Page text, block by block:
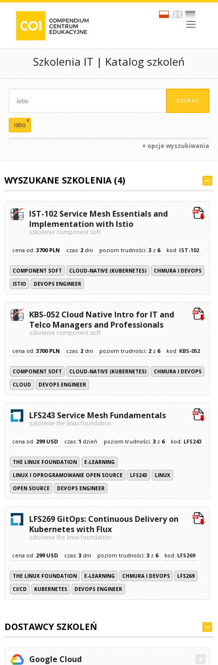
Szkolenia IT | Katalog szkoleń
istio
x
+ opcje wyszukiwania
WYSZUKANE SZKOLENIA (4)
IST-102 Service Mesh Essentials and
Implementation with Istio
szkolenie component soft
cena od: 3700 PLN czas: 2dni poziom trudności: 3z 6 kod: IST-102
COMPONENT SOFT CLOUD-NATIVE (KUBERNETES)
CHMURA I DEVOPS
ISTIO
DEVOPS ENGINEER
KBS-052 Cloud Native Intro for IT and
Telco Managers and Professionals
szkolenie component soft
cena od: 3700 PLN czas: 2dni poziom trudności: 2z 6 kod: KBS-052
COMPONENT SOFT CLOUD-NATIVE (KUBERNETES)
CHMURA I DEVOPS
CLOUD
DEVOPS ENGINEER
LFS243 Service Mesh Fundamentals
szkolenie the linux foundation
cena od: 299 USD czas: 1 dzień poziom trudności: 3z 6 kod: LFS243
THE LINUX FOUNDATION
E-LEARNING
LINUX I OPROGRAMOWANIE OPEN SOURCE
LFS243
LINUX
OPEN SOURCE
DEVOPS ENGINEER
LFS269 GitOps: Continuous Delivery on
Kubernetes with Flux
szkolenie the linux foundation
cena od: 299 USD czas: 3dni poziom trudności: 3z 6 kod: LFS269
THE LINUX FOUNDATION E-LEARNING CHMURA I DEVOPS
LFS269
CI/CD
KUBERNETES DEVOPS ENGINEER
DOSTAWCY SZKOLEŃ
Google Cloud